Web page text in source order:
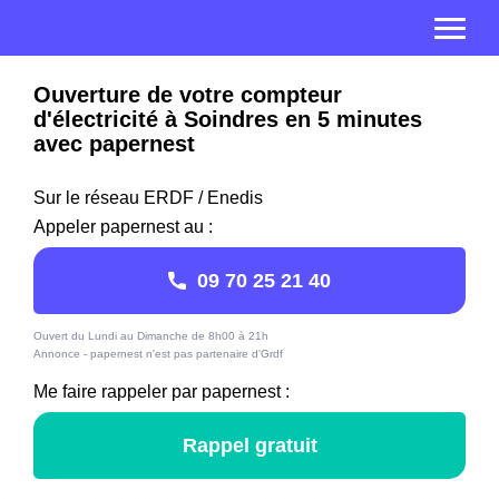
Ouverture de votre compteur
d'électricité à Soindres en 5 minutes
avec papernest
Sur le réseau ERDF / Enedis
Appeler papernest au :
09 70 25 21 40
Ouvert du Lundi au Dimanche de 8h00 à 21h
Annonce - papernest n'est pas partenaire d'Grdf
Me faire rappeler par papernest :
Rappel gratuit